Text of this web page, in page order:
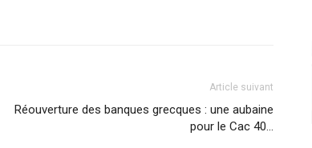
Article suivant
Réouverture des banques grecques : une aubaine
pour le Cac 40…